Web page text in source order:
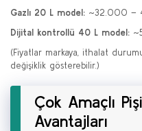
Gazlı 20 L model: ~32.000 –
Dijital kontrollü 40 L model:
(Fiyatlar markaya, ithalat
değişiklik gösterebilir.)
Çok Amaçlı
Avantajları